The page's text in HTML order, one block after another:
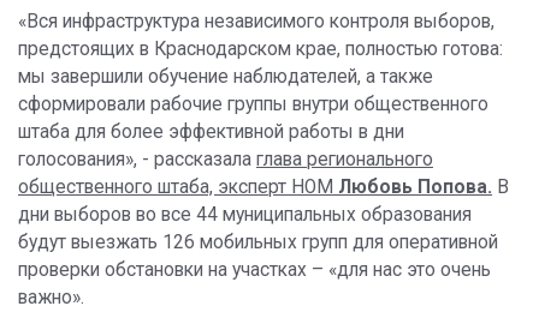
«Вся инфраструктура независимого контроля выборов,
предстоящих в Краснодарском крае, полностью готова:
мы завершили обучение наблюдателей, а также
сформировали рабочие группы внутри общественного
штаба для более эффективной работы в дни
голосования», - рассказала глава регионального
общественного штаба, эксперт НОМ Любовь Попова. В
дни выборов во все 44 муниципальных образования
будут выезжать 126 мобильных групп для оперативной
проверки обстановки на участках – «для нас это очень
важно».